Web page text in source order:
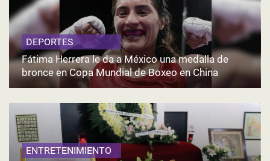
DEPORTES
Fátima Herrera le da a México una medalla de
bronce en Copa Mundial de Boxeo en China
ENTRETENIMIENTO